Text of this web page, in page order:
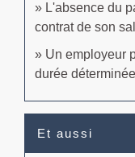
L'absence du
contrat de son
Un employeur
durée
Et aussi